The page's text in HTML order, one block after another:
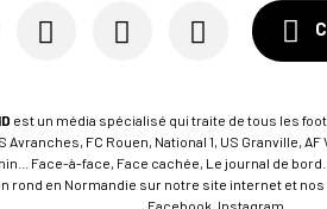
est un média spécialisé qui traite de tous les
Avranches, FC Rouen, National 1, US Granville,
Face-à-face, Face cachée, Le journal de
rond en Normandie sur notre site internet et